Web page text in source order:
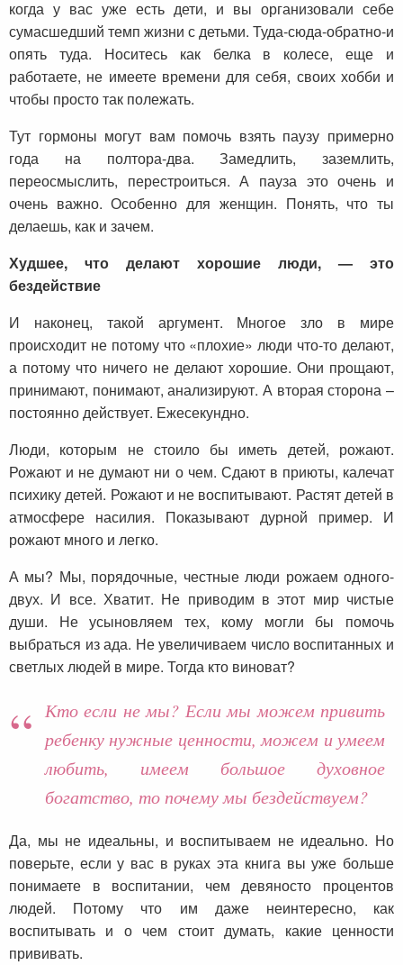
когда у вас уже есть дети, и вы организовали себе
сумасшедший темп жизни с детьми. Туда-сюда-обратно-и
опять туда. Носитесь как белка в колесе, еще и
работаете, не имеете времени для себя, своих хобби и
чтобы просто так полежать.
Тут гормоны могут вам помочь взять паузу примерно
года на полтора-два. Замедлить, заземлить,
переосмыслить, перестроиться. А пауза это очень и
очень важно. Особенно для женщин. Понять, что ты
делаешь, как и зачем.
Худшее, что делают хорошие люди, — это
бездействие
И наконец, такой аргумент. Многое зло в мире
происходит не потому что «плохие» люди что-то делают,
а потому что ничего не делают хорошие. Они прощают,
принимают, понимают, анализируют. А вторая сторона –
постоянно действует. Ежесекундно.
Люди, которым не стоило бы иметь детей, рожают.
Рожают и не думают ни о чем. Сдают в приюты, калечат
психику детей. Рожают и не воспитывают. Растят детей в
атмосфере насилия. Показывают дурной пример. И
рожают много и легко.
А мы? Мы, порядочные, честные люди рожаем одного-
двух. И все. Хватит. Не приводим в этот мир чистые
души. Не усыновляем тех, кому могли бы помочь
выбраться из ада. Не увеличиваем число воспитанных и
светлых людей в мире. Тогда кто виноват?
Кто если не мы? Если мы можем привить
ребенку нужные ценности, можем и умеем
любить, имеем большое духовное
богатство, то почему мы бездействуем?
Да, мы не идеальны, и воспитываем не идеально. Но
поверьте, если у вас в руках эта книга вы уже больше
понимаете в воспитании, чем девяносто процентов
людей. Потому что им даже неинтересно, как
воспитывать и о чем стоит думать, какие ценности
прививать.